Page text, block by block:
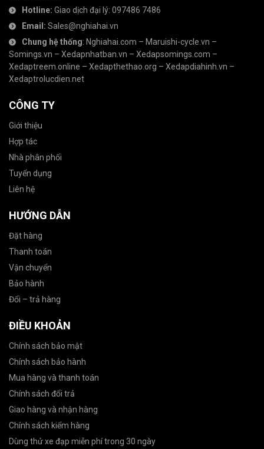
Hotline: Giao dịch đại lý: 097486 7486
Email: Sales@nghiahai.vn
Chung hệ thống: Nghiahai.com – Maruishi-cycle.vn –
Somings.vn – Xedapnhatban.vn – Xedapsomings.com –
Xedaptreem.online – Xedapthethao.org – Xedapdiahinh.vn –
Xedaptrolucdien.net
CÔNG TY
Giới thiệu
Hợp tác
Nhà phân phối
Tuyển dụng
Liên hệ
HƯỚNG DẪN
Đặt hàng
Thanh toán
Vận chuyển
Bảo hành
Đổi – trả hàng
ĐIỀU KHOẢN
Chính sách bảo mật
Chính sách bảo hành
Mua hàng và thanh toán
Chính sách đổi trả
Giao hàng và nhận hàng
Chính sách kiểm hàng
Dùng thử xe đạp miễn phí trong 30 ngày